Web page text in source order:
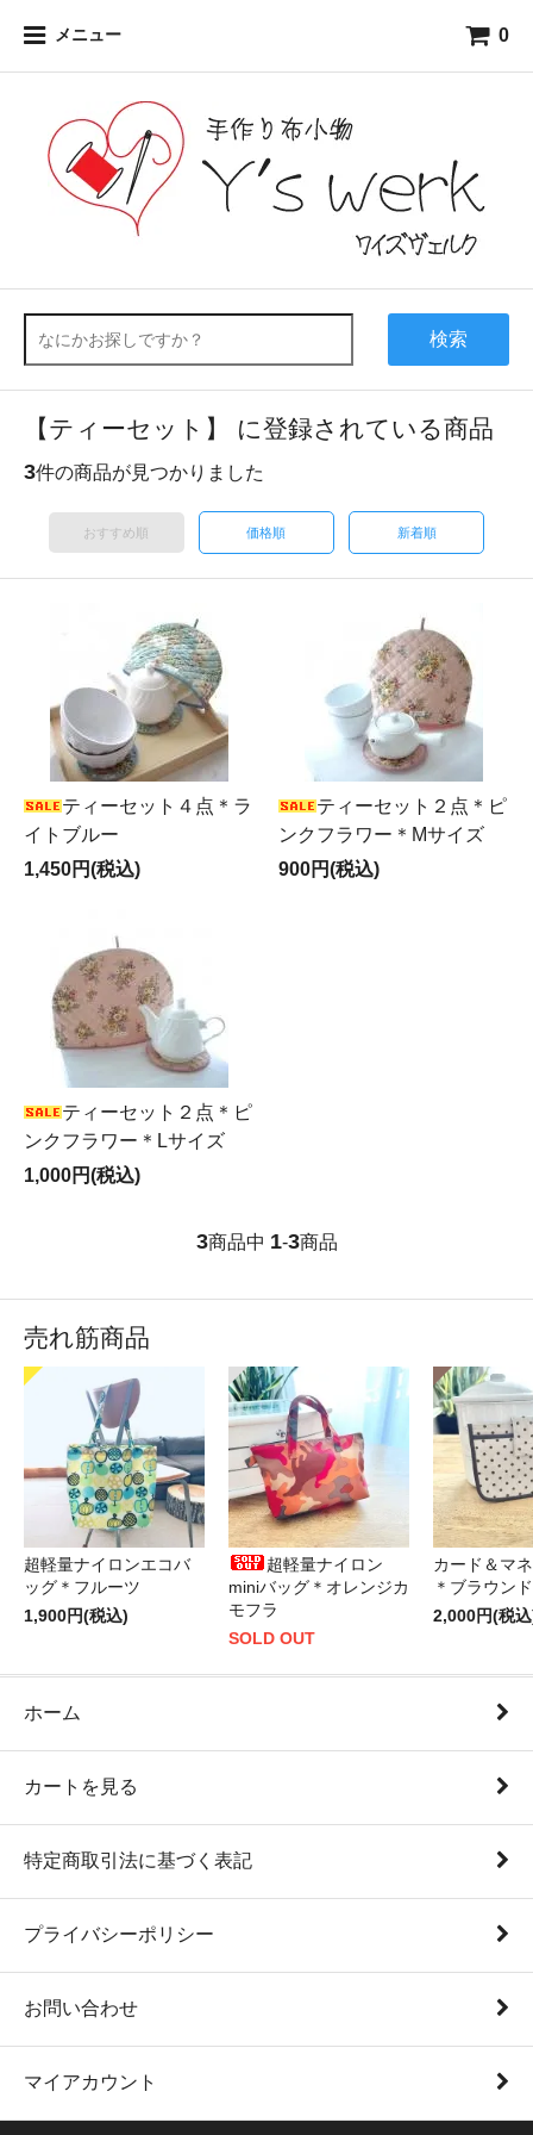
メニュー 0
検索
【ティーセット】 に登録されている商品
3件の商品が見つかりました
おすすめ順 価格順 新着順
ティーセット４点＊ラ
イトブルー
1,450円(税込)
ティーセット２点＊ピ
ンクフラワー＊Mサイズ
900円(税込)
ティーセット２点＊ピ
ンクフラワー＊Lサイズ
1,000円(税込)
3商品中 1-3商品
売れ筋商品
超軽量ナイロンエコバ
ッグ＊フルーツ
1,900円(税込)
超軽量ナイロン
miniバッグ＊オレンジカ
モフラ
SOLD OUT
カード＆マ
＊ブラウン
2,000円(税
ホーム
カートを見る
特定商取引法に基づく表記
プライバシーポリシー
お問い合わせ
マイアカウント